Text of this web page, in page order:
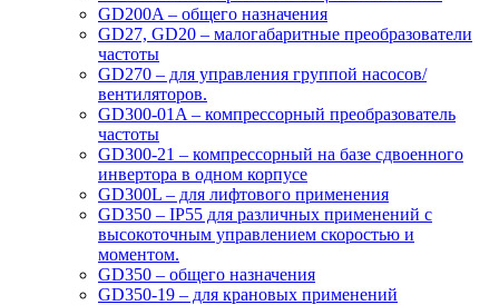
GD200A – общего назначения
GD27, GD20 – малогабаритные преобразователи
частоты
GD270 – для управления группой насосов/
вентиляторов.
GD300-01A – компрессорный преобразователь
частоты
GD300-21 – компрессорный на базе сдвоенного
инвертора в одном корпусе
GD300L – для лифтового применения
GD350 – IP55 для различных применений с
высокоточным управлением скоростью и
моментом.
GD350 – общего назначения
GD350-19 – для крановых применений